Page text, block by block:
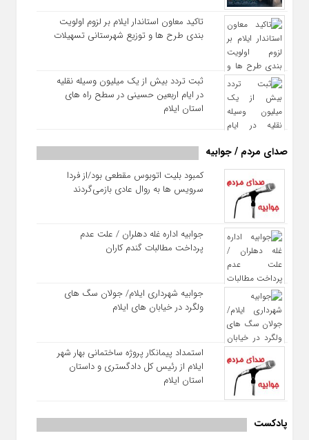
تاکید معاون استاندار ایلام بر لزوم اولویت‌
بندی طرح‌ ها و توزیع شهرستانی تسهیلات
ثبت تردد بیش از یک میلیون وسیله نقلیه
در ایام اربعین حسینی در سطح راه‌ های
استان ایلام
صدای مردم / جوابیه
کمبود بلیت اتوبوس مقطعی بود/از فردا
سرویس ها به روال عادی بازمی‌گردند
جوابیه اداره غله دهلران / علت عدم
پرداخت مطالبات گندم کاران
جوابیه شهرداری ایلام/ جولان سگ های
ولگرد در خیابان های ایلام
استمداد پیمانکار پروژه ساختمانی بهار شهر
ایلام از رئیس کل دادگستری و داستان
استان ایلام
پادکست